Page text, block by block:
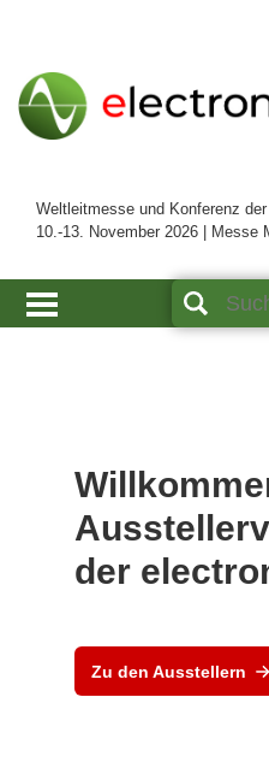
Weltleitmesse und Konferenz
10.-13. November 2026 | Messe
der
Zu den Ausstellern